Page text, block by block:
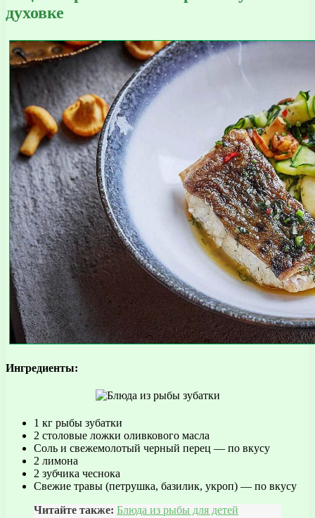
духовке
Ингредиенты:
1 кг рыбы зубатки
2 столовые ложки оливкового масла
Соль и свежемолотый черный перец — по вкусу
2 лимона
2 зубчика чеснока
Свежие травы (петрушка, базилик, укроп) — по вкусу
Читайте также: Блюда из рыбы для детей